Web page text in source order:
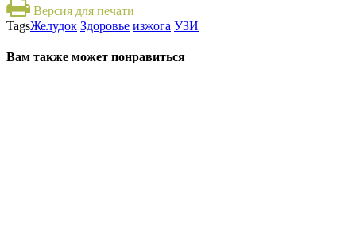
Версия для печати
TagsЖелудок Здоровье изжога УЗИ
Вам также может понравиться